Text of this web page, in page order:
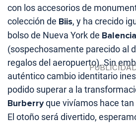
con los accesorios de
colección de Biis, y ha crecido
bolso de Nueva York de
(sospechosamente parecido al
regalos del aeropuerto). Sin
auténtico cambio identitario
podido superar a la
Burberryque vivíamos hace
El otoño será divertido,